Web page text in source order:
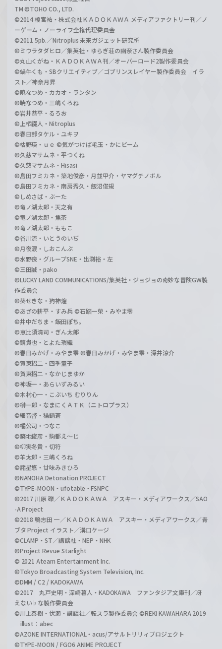
TM ©TOHO CO., LTD.
©2014 榎宮祐・株式会社ＫＡＤＯＫＡＷＡ メディアファクトリー刊／ノ
ーゲーム・ノーライフ全権代理委員会
©2011 5pb.／Nitroplus 未来ガジェット研究所
©ミウラタダヒロ／集英社・ゆらぎ荘の幽奈さん製作委員会
©丸山くがね・ＫＡＤＯＫＡＷＡ刊／オーバーロード2製作委員会
©蝸牛くも・SBクリエイティブ／ゴブリンスレイヤー製作委員会 イラ
スト／神奈月昇
©暁なつめ・カカオ・ランタン
©暁なつめ・三嶋くろね
©岩井恭平・るろお
©上栖綴人・Nitroplus
©春日部タケル・ユキヲ
©枯野瑛・ｕｅ ©気がつけば毛玉・かにビーム
©久慈マサムネ・平つくね
©久慈マサムネ・Hisasi
©島田フミカネ・築地俊彦・月並甲介・ヤマグチノボル
©島田フミカネ・南房秀久・飯沼俊規
©しめさば・ぶーた
©竜ノ湖太郎・天之有
©竜ノ湖太郎・焦茶
©竜ノ湖太郎・ももこ
©谷川流・いとうのいぢ
©月夜涙・しおこんぶ
©水野良・グループSNE・出渕裕・左
©三田誠・pako
©LUCKY LAND COMMUNICATIONS/集英社・ジョジョの奇妙な冒険GW製
作委員会
©葵せきな・狗神煌
©あざの耕平・すみ兵 ©石踏一榮・みやま零
©井中だちま・飯田ぽち。
©恵比須清司・ぎん太郎
©鏡貴也・とよた瑣織
©春日みかげ・みやま零 ©春日みかげ・みやま零・深井涼介
©賀東招二・四季童子
©賀東招二・なかじまゆか
©神坂一・あらいずみるい
©木村心一・こぶいち むりりん
©榊一郎・なまにくＡＴＫ（ニトロプラス）
©細音啓・猫鍋蒼
©橘公司・つなこ
©築地俊彦・駒都え～じ
©柳実冬貴・切符
©羊太郎・三嶋くろね
©諸星悠・甘味みきひろ
©NANOHA Detonation PROJECT
©TYPE-MOON・ufotable・FSNPC
©2017 川原 礫／ＫＡＤＯＫＡＷＡ アスキー・メディアワークス／SAO
-A Project
©2018 鴨志田 一／ＫＡＤＯＫＡＷＡ アスキー・メディアワークス／青
ブタ Project イラスト／溝口ケージ
©CLAMP・ST／講談社・NEP・NHK
©Project Revue Starlight
© 2021 Ateam Entertainment Inc.
©Tokyo Broadcasting System Television, Inc.
©DMM / C2 / KADOKAWA
©2017 丸戸史明・深崎暮人・KADOKAWA ファンタジア文庫刊／冴
えない♭な製作委員会
©川上泰樹・伏瀬・講談社／転スラ製作委員会 ©REKI KAWAHARA 2019
illust：abec
©AZONE INTERNATIONAL・acus/アサルトリリィプロジェクト
©TYPE-MOON / FGO6 ANIME PROJECT